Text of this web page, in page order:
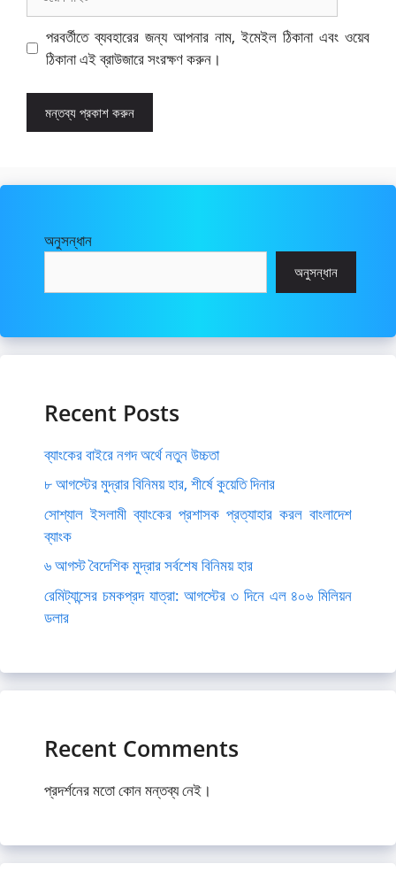
পরবর্তীতে ব্যবহারের জন্য আপনার নাম, ইমেইল ঠিকানা এবং ওয়েব
ঠিকানা এই ব্রাউজারে সংরক্ষণ করুন।
অনুসন্ধান
অনুসন্ধান
Recent Posts
ব্যাংকের বাইরে নগদ অর্থে নতুন উচ্চতা
৮ আগস্টের মুদ্রার বিনিময় হার, শীর্ষে কুয়েতি দিনার
সোশ্যাল ইসলামী ব্যাংকের প্রশাসক প্রত্যাহার করল বাংলাদেশ
ব্যাংক
৬ আগস্ট বৈদেশিক মুদ্রার সর্বশেষ বিনিময় হার
রেমিট্যান্সের চমকপ্রদ যাত্রা: আগস্টের ৩ দিনে এল ৪০৬ মিলিয়ন
ডলার
Recent Comments
প্রদর্শনের মতো কোন মন্তব্য নেই।